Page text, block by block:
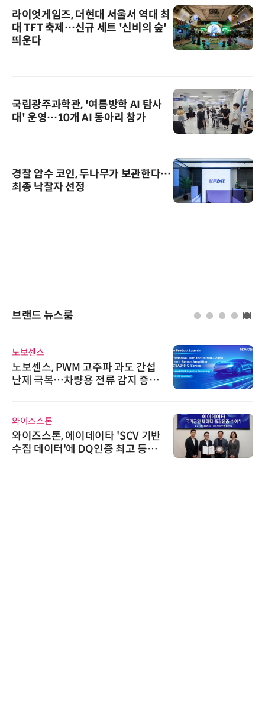
라이엇게임즈, 더현대 서울서 역대 최
대 TFT 축제…신규 세트 '신비의 숲'
띄운다
국립광주과학관, '여름방학 AI 탐사
대' 운영…10개 AI 동아리 참가
경찰 압수 코인, 두나무가 보관한다…
최종 낙찰자 선정
브랜드 뉴스룸
노보센스
노보센스, PWM 고주파 과도 간섭
난제 극복…차량용 전류 감지 증폭
와이즈스톤
와이즈스톤, 에이데이타 'SCV 기반
수집 데이터'에 DQ인증 최고 등급